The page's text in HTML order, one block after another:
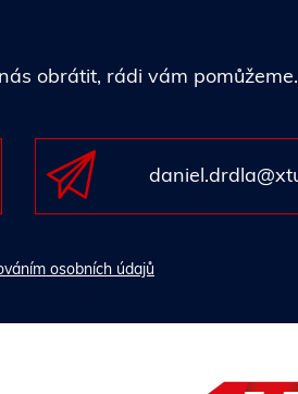
obrátit, rádi vám pomůžeme.
osobních údajů